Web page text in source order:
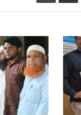
ج
گ
ت
ی
ا
ل
ک